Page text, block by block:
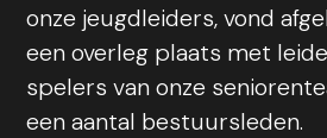
onze jeugdleiders, vond
een overleg plaats met
spelers van onze
een aantal bestuursleden.